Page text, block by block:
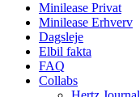
Minilease Privat
Minilease Erhverv
Dagsleje
Elbil fakta
FAQ
Collabs